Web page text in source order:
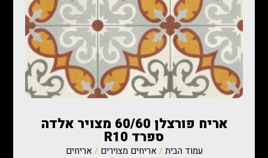
אריח פורצלן 60/60 מצויר אלדה
ספרד R10
עמוד הבית/ אריחים מצוירים / אריחים